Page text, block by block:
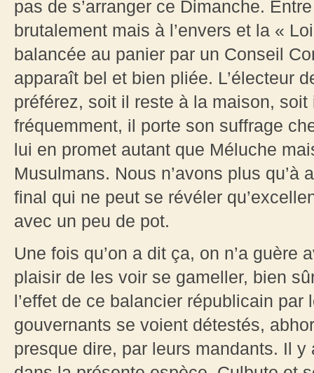
pas de s’arranger ce Dimanche.
brutalement mais à l’envers et la «
balancée au panier par un Conseil
apparaît bel et bien pliée. L’électeur
préférez, soit il reste à la maison,
fréquemment, il porte son suffrage
lui en promet autant que Méluche
Musulmans. Nous n’avons plus
final qui ne peut se révéler
avec un peu de pot.
Une fois qu’on a dit ça, on n’a
plaisir de les voir se gameller, bien
l’effet de ce balancier républicain
gouvernants se voient détestés,
presque dire, par leurs mandants. Il